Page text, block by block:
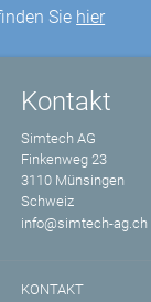
Sie hier
Kontakt
Simtech AG
Finkenweg 23
3110 Münsingen
Schweiz
info@simtech-ag.ch
KONTAKT